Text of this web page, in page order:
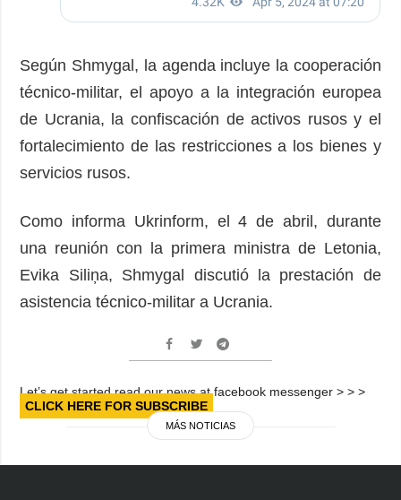
Según Shmygal, la agenda incluye la cooperación
técnico-militar, el apoyo a la integración europea
de Ucrania, la confiscación de activos rusos y el
fortalecimiento de las restricciones a los bienes y
servicios rusos.
Como informa Ukrinform, el 4 de abril, durante
una reunión con la primera ministra de Letonia,
Evika Siliņa, Shmygal discutió la prestación de
asistencia técnico-militar a Ucrania.
Let’s get started read our news at facebook messenger > > >
CLICK HERE FOR SUBSCRIBE
MÁS NOTICIAS